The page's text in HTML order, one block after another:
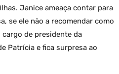
Janice ameaça contar para
se ele não a recomendar como
cargo de presidente da
Patrícia e fica surpresa ao